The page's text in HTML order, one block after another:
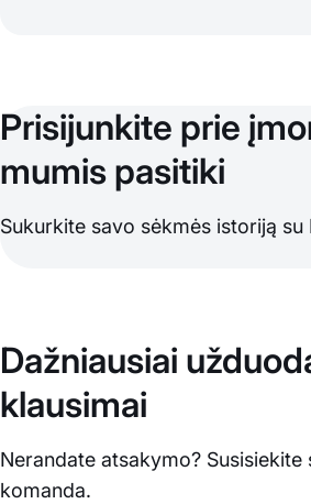
Prisijunkite prie
mumis pasitiki
Sukurkite savo sėkmės istoriją su
Dažniausiai
klausimai
Nerandate atsakymo? Susisiekite
komanda.